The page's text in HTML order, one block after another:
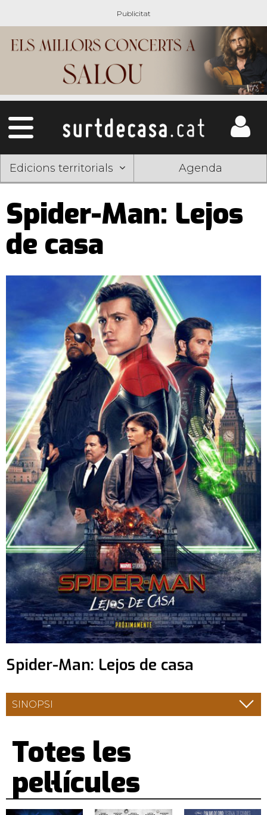
Edicions territorials Agenda
Spider-Man: Lejos
de casa
Spider-Man: Lejos de casa
SINOPSI
Totes les
pel·lícules